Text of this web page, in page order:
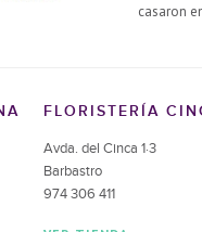
casaron
FLORISTERÍA
Avda. del Cinca 1·3
Barbastro
974 306 411